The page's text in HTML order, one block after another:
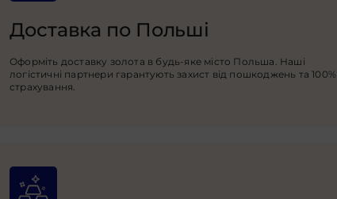
Доставка по Польші
Оформіть доставку золота в будь-яке місто Польша. Наші
логістичні партнери гарантують захист від пошкоджень та 100%
страхування.